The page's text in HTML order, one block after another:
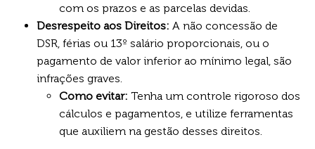
com os prazos e as parcelas devidas.
Desrespeito aos Direitos: A não concessão de
DSR, férias ou 13º salário proporcionais, ou o
pagamento de valor inferior ao mínimo legal, são
infrações graves.
Como evitar: Tenha um controle rigoroso dos
cálculos e pagamentos, e utilize ferramentas
que auxiliem na gestão desses direitos.